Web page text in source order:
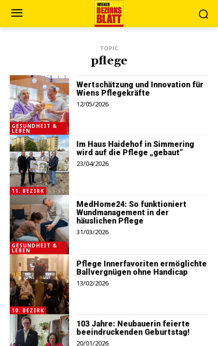
TOPIC
pflege
GESUNDHEIT &
LEBEN
Wertschätzung und Innovation für
Wiens Pflegekräfte
12/05/2026
11. BEZIRK
Im Haus Haidehof in Simmering
wird auf die Pflege „gebaut“
23/04/2026
GESUNDHEIT &
LEBEN
MedHome24: So funktioniert
Wundmanagement in der
häuslichen Pflege
31/03/2026
10. BEZIRK
Pflege Innerfavoriten ermöglichte
Ballvergnügen ohne Handicap
13/02/2026
103 Jahre: Neubauerin feierte
beeindruckenden Geburtstag!
20/01/2026